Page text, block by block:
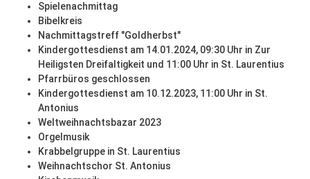
Spielenachmittag
Bibelkreis
Nachmittagstreff "Goldherbst"
Kindergottesdienst am 14.01.2024, 09:30 Uhr in Zur
Heiligsten Dreifaltigkeit und 11:00 Uhr in St. Laurentius
Pfarrbüros geschlossen
Kindergottesdienst am 10.12.2023, 11:00 Uhr in St.
Antonius
Weltweihnachtsbazar 2023
Orgelmusik
Krabbelgruppe in St. Laurentius
Weihnachtschor St. Antonius